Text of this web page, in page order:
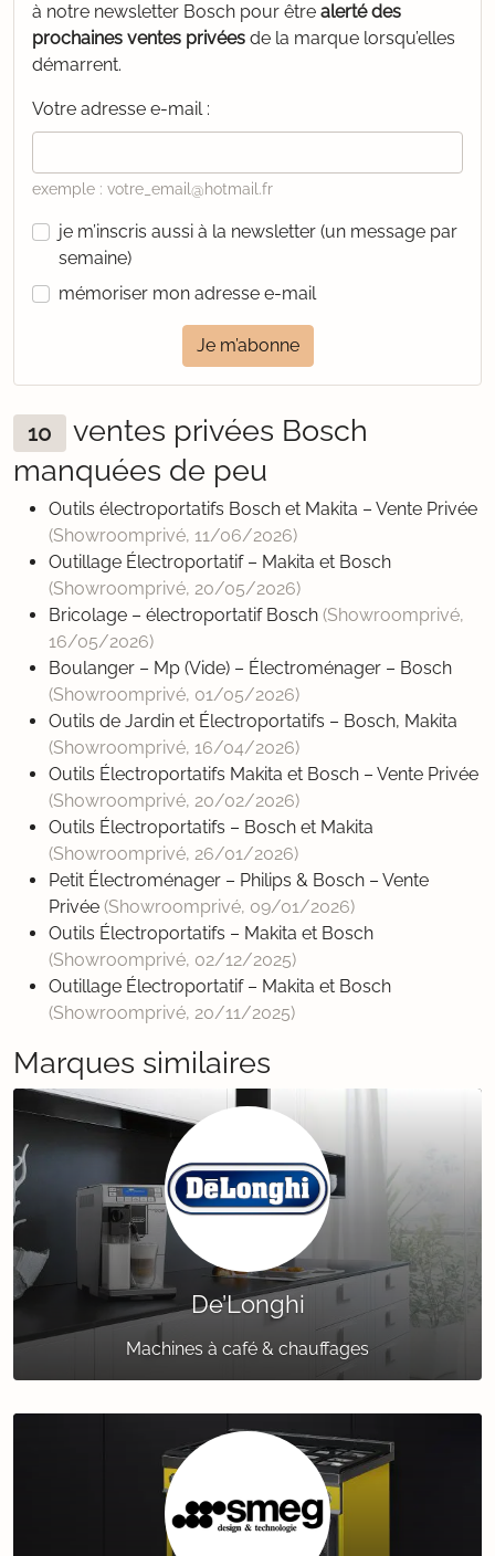
à notre newsletter Bosch pour être alerté des
prochaines ventes privées de la marque lorsqu’elles
démarrent.
Votre adresse e-mail :
exemple : votre_email@hotmail.fr
je m’inscris aussi à la newsletter (un message par
semaine)
mémoriser mon adresse e-mail
Je m’abonne
10
ventes privées Bosch
manquées de peu
Outils électroportatifs Bosch et Makita – Vente Privée
(Showroomprivé, 11/06/2026)
Outillage Électroportatif – Makita et Bosch
(Showroomprivé, 20/05/2026)
Bricolage – électroportatif Bosch (Showroomprivé,
16/05/2026)
Boulanger – Mp (Vide) – Électroménager – Bosch
(Showroomprivé, 01/05/2026)
Outils de Jardin et Électroportatifs – Bosch, Makita
(Showroomprivé, 16/04/2026)
Outils Électroportatifs Makita et Bosch – Vente Privée
(Showroomprivé, 20/02/2026)
Outils Électroportatifs – Bosch et Makita
(Showroomprivé, 26/01/2026)
Petit Électroménager – Philips & Bosch – Vente
Privée (Showroomprivé, 09/01/2026)
Outils Électroportatifs – Makita et Bosch
(Showroomprivé, 02/12/2025)
Outillage Électroportatif – Makita et Bosch
(Showroomprivé, 20/11/2025)
Marques similaires
De’Longhi
Machines à café & chauffages